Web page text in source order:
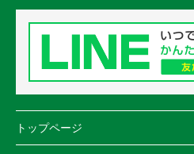
トップページ